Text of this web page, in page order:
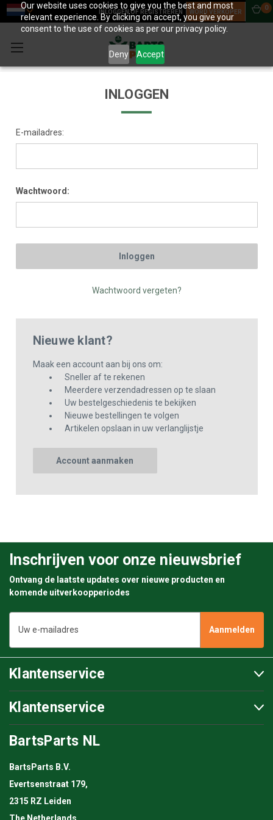
Our website uses cookies to give you the best and most
relevant experience. By clicking on accept, you give your
consent to the use of cookies as per our privacy policy.
Deny Accept
INLOGGEN OF REGISTREREN WORD VERKOPER
0
INLOGGEN
E-mailadres:
Wachtwoord:
Wachtwoord vergeten?
Nieuwe klant?
Maak een account aan bij ons om:
Sneller af te rekenen
Meerdere verzendadressen op te slaan
Uw bestelgeschiedenis te bekijken
Nieuwe bestellingen te volgen
Artikelen opslaan in uw verlanglijstje
Account aanmaken
Inschrijven voor onze nieuwsbrief
Ontvang de laatste updates over nieuwe producten en
komende uitverkoopperiodes
mailadres
Klantenservice
Klantenservice
BartsParts NL
BartsParts B.V.
Evertsenstraat 179,
2315 RZ Leiden